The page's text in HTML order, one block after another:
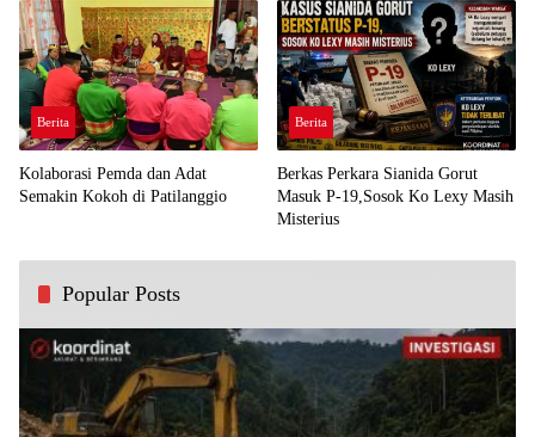
Berita
Kolaborasi Pemda dan Adat
Semakin Kokoh di Patilanggio
Berita
Berkas Perkara Sianida Gorut
Masuk P-19,Sosok Ko Lexy Masih
Misterius
Popular Posts